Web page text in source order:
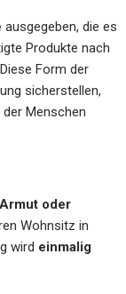
ausgegeben, die es
Produkte nach
Form der
sicherstellen,
Menschen
Armut oder
Wohnsitz in
wird einmalig